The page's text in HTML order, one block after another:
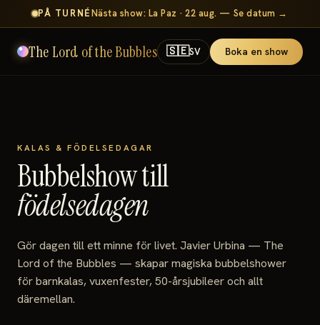
PÅ TURNÉNästa show: La Paz · 22 aug. — Se datum →
The Lord of the Bubbles 🇸🇪SV Boka en show
KALAS & FÖDELSEDAGAR
Bubbelshow till
födelsedagen
Gör dagen till ett minne för livet. Javier Urbina — The
Lord of the Bubbles — skapar magiska bubbelshower
för barnkalas, vuxenfester, 50-årsjubileer och allt
däremellan.